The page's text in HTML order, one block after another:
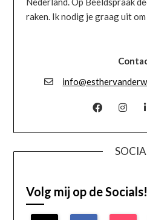
raken. Ik nodig je graag uit
Volg mij op de Socials!